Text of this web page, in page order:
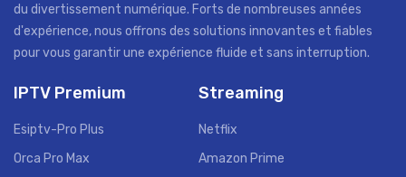
du divertissement numérique. Forts de nombreuses années
d'expérience, nous offrons des solutions innovantes et fiables
pour vous garantir une expérience fluide et sans interruption.
IPTV Premium
Esiptv-Pro Plus
Orca Pro Max
Streaming
Netflix
Amazon Prime